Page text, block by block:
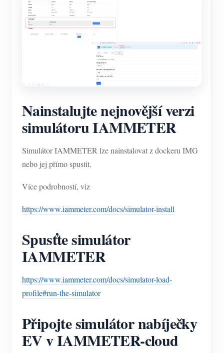
Nainstalujte nejnovější verzi
simulátoru IAMMETER
Simulátor IAMMETER lze nainstalovat z dockeru IMG
nebo jej přímo spustit.
Více podrobností, viz
https://www.iammeter.com/docs/simulator-install
Spusťte simulátor
IAMMETER
https://www.iammeter.com/docs/simulator-load-
profile#run-the-simulator
Připojte simulátor nabíječky
EV v IAMMETER-cloud